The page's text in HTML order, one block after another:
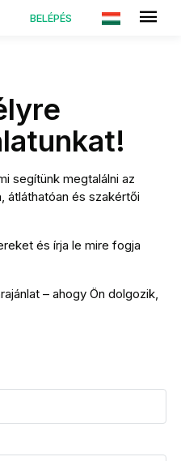
BELÉPÉS
segítünk megtalálni az
átláthatóan és szakértői
és írja le mire fogja
– ahogy Ön dolgozik,